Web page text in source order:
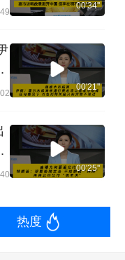
00'34''
00'21''
00'25''
热度